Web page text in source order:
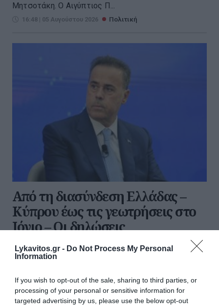
Lykavitos.gr - Do Not Process My Personal
Information
If you wish to opt-out of the sale, sharing to third parties, or
processing of your personal or sensitive information for
targeted advertising by us, please use the below opt-out
Μητσοτάκη. Ο Αιγύπτιος Π...
16:48 | 05 Αυγούστου 2026 Πολιτική
Από τη διασύνδεση Ελλάδας –
Κύπρου έως τις γεωτρήσεις στο
Ιόνιο – Οι δηλώσεις
Παπασταύρου
Για τη νέα δυναμική που αποκτά η ηλεκτρική
γαλλικού επενδυτικού ομίλου Meridiam ως
πλειοψηφικού μετόχου στην εταιρεία Great Sea
Interconnector μίλησε στο ΕΡΤnews ο ...